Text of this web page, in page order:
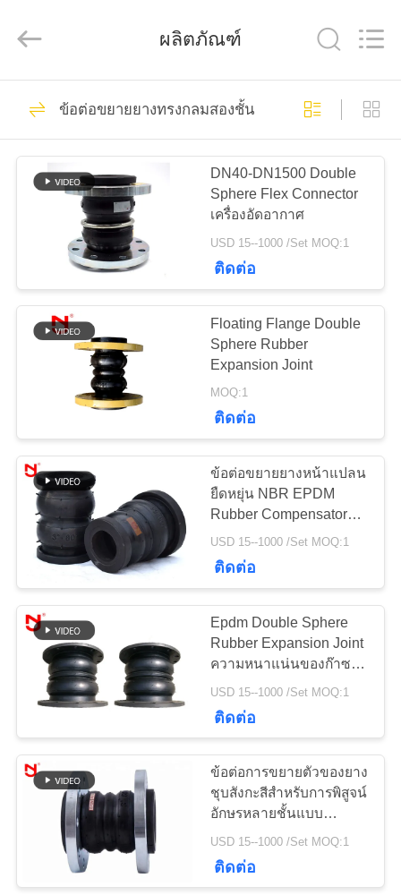
บ้าน
สินค้า
เกี่ยว
ทัวร์
โรงงาน
ควบคุม
คุณภาพ
ติดต่อ
เรา
ขอ
Shanghai
Songjiang
Absorber
ข้อต่อขยายยางทรง
กลมเดี่ยว
175
ข้อต่อขยายเกลียว
49
ข้อต่อขยายยาง
EPDM
33
ข้อต่อขยายยางทรง
กลมสองชั้น
36
ผลิตภัณฑ์
ข้อต่อขยายยางทรงกลมสองชั้น
DN40-DN1500 Double
Sphere Flex Connector
เครื่องอัดอากาศ
USD 15--1000 /Set MOQ:1
ติดต่อ
Floating Flange Double
Sphere Rubber
Expansion Joint
MOQ:1
ติดต่อ
ข้อต่อขยายยางหน้าแปลน
ยืดหยุ่น NBR EPDM
Rubber Compensator
DN20mm-DN3600mm
USD 15--1000 /Set MOQ:1
ติดต่อ
Epdm Double Sphere
Rubber Expansion Joint
ความหนาแน่นของก๊าซสูง
ป้องกันการกัดกร่อน
USD 15--1000 /Set MOQ:1
ติดต่อ
ข้อต่อการขยายตัวของยาง
ชุบสังกะสีสำหรับการพิสูจน์
อักษรหลายชั้นแบบ
Double Arch
USD 15--1000 /Set MOQ:1
ติดต่อ